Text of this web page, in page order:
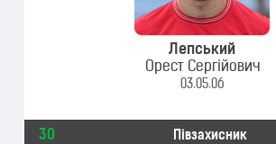
Лепський
Орест Сергійович
03.05.06
30 Півзахисник